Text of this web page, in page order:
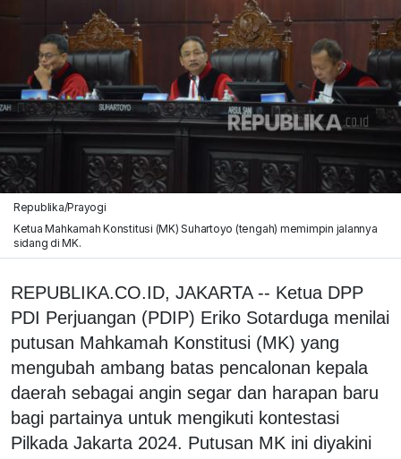
Republika/Prayogi
Ketua Mahkamah Konstitusi (MK) Suhartoyo (tengah) memimpin jalannya
sidang di MK.
REPUBLIKA.CO.ID, JAKARTA -- Ketua DPP
PDI Perjuangan (PDIP) Eriko Sotarduga menilai
putusan Mahkamah Konstitusi (MK) yang
mengubah ambang batas pencalonan kepala
daerah sebagai angin segar dan harapan baru
bagi partainya untuk mengikuti kontestasi
Pilkada Jakarta 2024. Putusan MK ini diyakini